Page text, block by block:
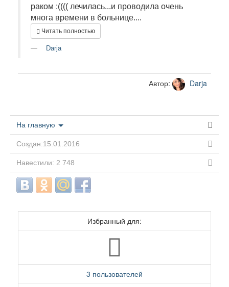
раком :(((( лечилась...и проводила очень
многа времени в больнице....
Читать полностью
Darja
Автор: Darja
На главную
Создан:15.01.2016
Навестили: 2 748
Избранный для:
3 пользователей